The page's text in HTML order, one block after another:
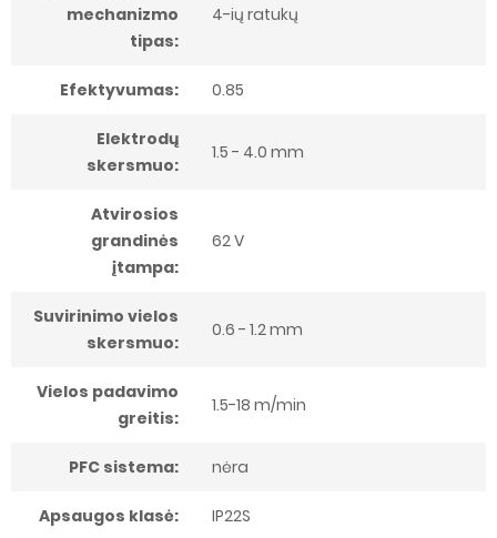
mechanizmo
tipas:
4-ių ratukų
Efektyvumas: 0.85
Elektrodų
skersmuo:
1.5 - 4.0 mm
Atvirosios
grandinės
įtampa:
62 V
Suvirinimo vielos
skersmuo:
0.6 - 1.2 mm
Vielos padavimo
greitis:
1.5-18 m/min
PFC sistema: nėra
Apsaugos klasė: IP22S